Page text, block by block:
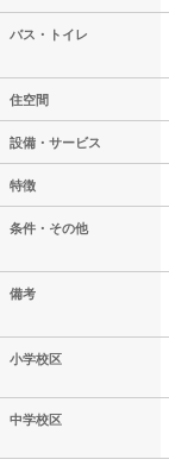
バス・トイレ
住空間
設備・サービス
特徴
条件・その他
備考
小学校区
中学校区